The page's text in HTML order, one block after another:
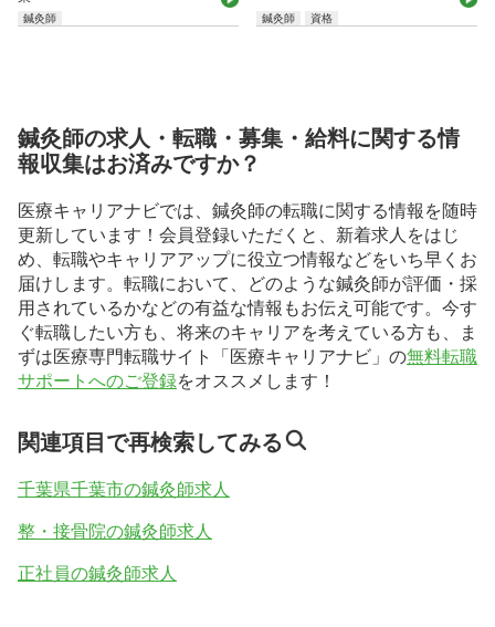
鍼灸師 鍼灸師 資格
鍼灸師の求人・転職・募集・給料に関する情
報収集はお済みですか？
医療キャリアナビでは、鍼灸師の転職に関する情報を随時
更新しています！会員登録いただくと、新着求人をはじ
め、転職やキャリアアップに役立つ情報などをいち早くお
届けします。転職において、どのような鍼灸師が評価・採
用されているかなどの有益な情報もお伝え可能です。今す
ぐ転職したい方も、将来のキャリアを考えている方も、ま
ずは医療専門転職サイト「医療キャリアナビ」の無料転職
サポートへのご登録をオススメします！
関連項目で再検索してみる
千葉県千葉市の鍼灸師求人
整・接骨院の鍼灸師求人
正社員の鍼灸師求人